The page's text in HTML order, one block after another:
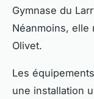
Gymnase du
Néanmoins, elle
Olivet.
Les
une installation